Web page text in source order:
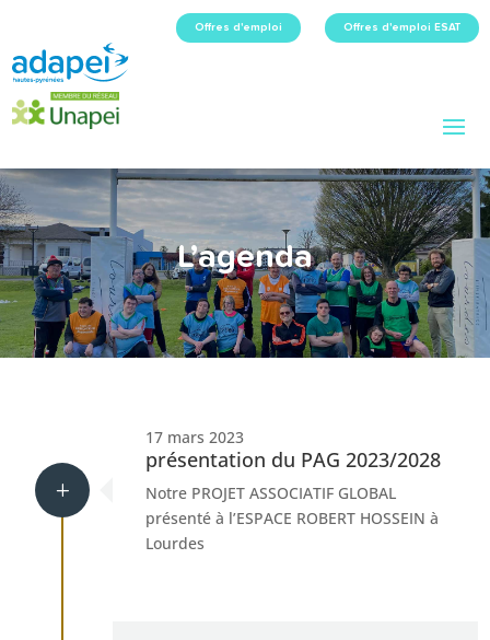
Offres d'emploi Offres d'emploi ESAT
L’agenda
L
17 mars 2023
présentation du PAG 2023/2028
Notre PROJET ASSOCIATIF GLOBAL
présenté à l’ESPACE ROBERT HOSSEIN à
Lourdes